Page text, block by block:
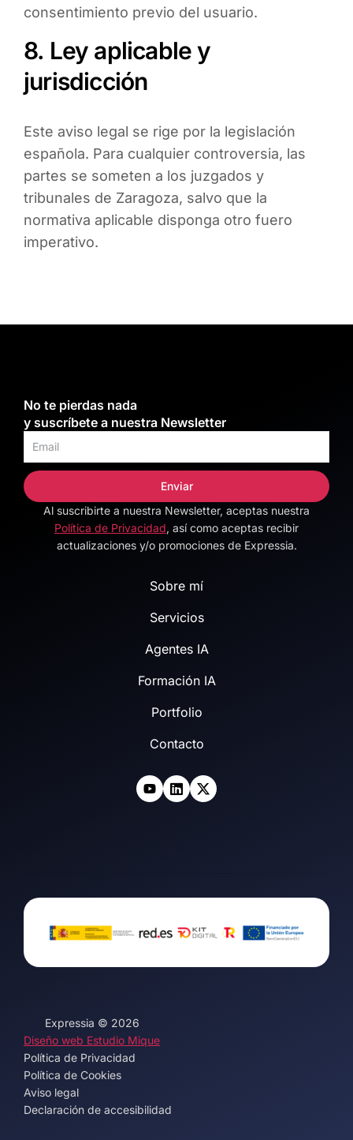
consentimiento previo del usuario.
8. Ley aplicable y
jurisdicción
Este aviso legal se rige por la legislación
española. Para cualquier controversia, las
partes se someten a los juzgados y
tribunales de Zaragoza, salvo que la
normativa aplicable disponga otro fuero
imperativo.
No te pierdas nada
y suscríbete a nuestra Newsletter
Enviar
Alternative:
Al suscribirte a nuestra Newsletter, aceptas nuestra
Política de Privacidad, así como aceptas recibir
actualizaciones y/o promociones de Expressia.
Sobre mí
Servicios
Agentes IA
Formación IA
Portfolio
Contacto
Expressia © 2026
Diseño web Estudio Mique
Política de Privacidad
Política de Cookies
Aviso legal
Declaración de accesibilidad